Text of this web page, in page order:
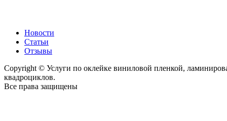
Новости
Статьи
Отзывы
Copyright © Услуги по оклейке виниловой пленкой,
квадроциклов.
Все права защищены